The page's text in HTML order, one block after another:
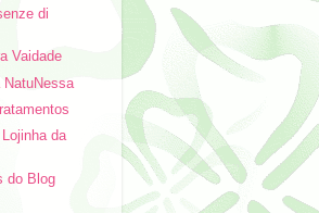
di
Vaidade
NatuNessa
da
do Blog